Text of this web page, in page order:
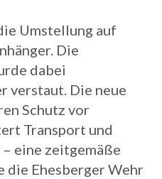
Umstellung auf
Die
dabei
verstaut. Die neue
Schutz vor
Transport und
eine zeitgemäße
Ehesberger Wehr